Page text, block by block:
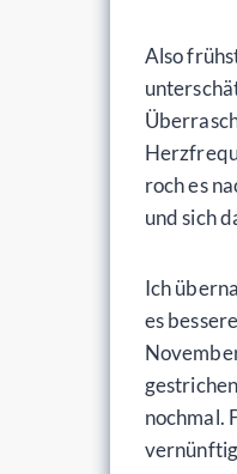
Also
roch es
und sich
Ich
es
nochmal.